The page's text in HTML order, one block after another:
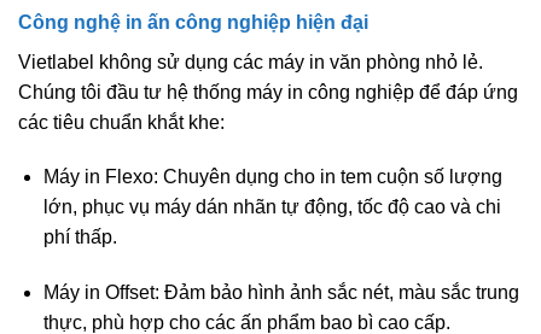
Công nghệ in ấn công nghiệp hiện đại
Vietlabel không sử dụng các máy in văn phòng nhỏ lẻ.
Chúng tôi đầu tư hệ thống máy in công nghiệp để đáp ứng
các tiêu chuẩn khắt khe:
Máy in Flexo: Chuyên dụng cho in tem cuộn số lượng
lớn, phục vụ máy dán nhãn tự động, tốc độ cao và chi
phí thấp.
Máy in Offset: Đảm bảo hình ảnh sắc nét, màu sắc trung
thực, phù hợp cho các ấn phẩm bao bì cao cấp.